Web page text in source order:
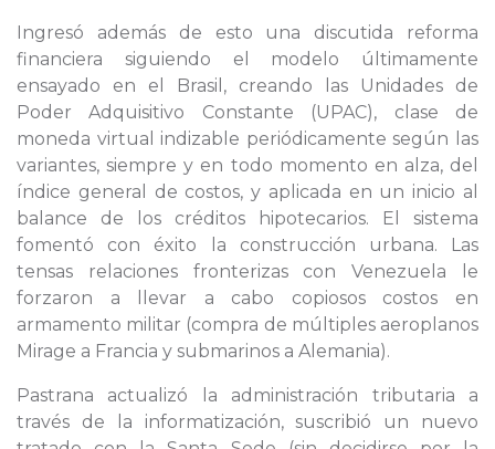
Ingresó además de esto una discutida reforma
financiera siguiendo el modelo últimamente
ensayado en el Brasil, creando las Unidades de
Poder Adquisitivo Constante (UPAC), clase de
moneda virtual indizable periódicamente según las
variantes, siempre y en todo momento en alza, del
índice general de costos, y aplicada en un inicio al
balance de los créditos hipotecarios. El sistema
fomentó con éxito la construcción urbana. Las
tensas relaciones fronterizas con Venezuela le
forzaron a llevar a cabo copiosos costos en
armamento militar (compra de múltiples aeroplanos
Mirage a Francia y submarinos a Alemania).
Pastrana actualizó la administración tributaria a
través de la informatización, suscribió un nuevo